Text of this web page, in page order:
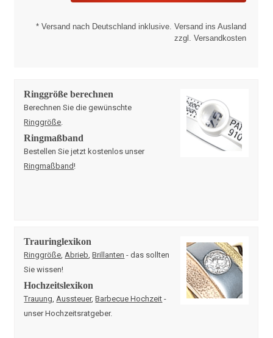
* Versand nach Deutschland inklusive. Versand ins Ausland
zzgl. Versandkosten
Ringgröße berechnen
Berechnen Sie die gewünschte
Ringgröße
Ringmaßband
Bestellen Sie jetzt kostenlos unser
Ringmaßband!
Trauringlexikon
Ringgröße Abrieb ,Brillanten - das sollten
Sie wissen!
Hochzeitslexikon
Trauung Aussteuer,Barbecue Hochzeit -
unser Hochzeitsratgeber.